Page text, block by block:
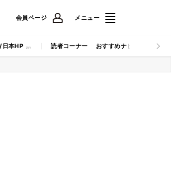
会員ページ メニュー
日本HP 読者コーナー おすすめナビ マイナビ